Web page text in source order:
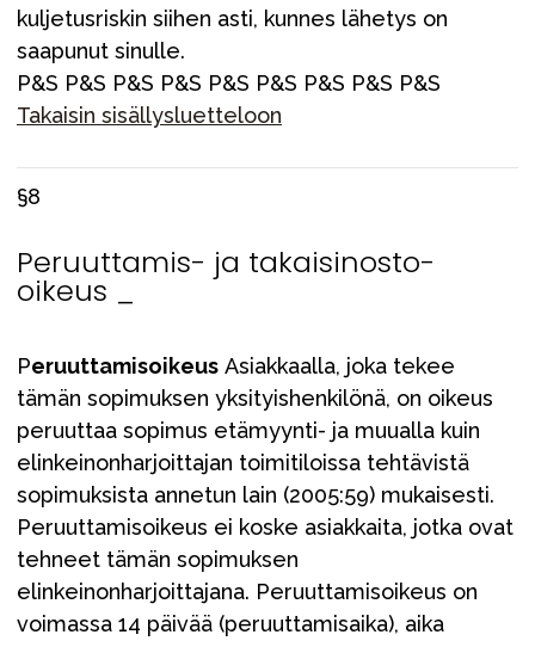
kuljetusriskin siihen asti, kunnes lähetys on
saapunut sinulle.
P&S P&S P&S P&S P&S P&S P&S P&S P&S
Takaisin sisällysluetteloon
§8
Peruuttamis- ja takaisinosto-
oikeus _
Peruuttamisoikeus Asiakkaalla, joka tekee
tämän sopimuksen yksityishenkilönä, on oikeus
peruuttaa sopimus etämyynti- ja muualla kuin
elinkeinonharjoittajan toimitiloissa tehtävistä
sopimuksista annetun lain (2005:59) mukaisesti.
Peruuttamisoikeus ei koske asiakkaita, jotka ovat
tehneet tämän sopimuksen
elinkeinonharjoittajana. Peruuttamisoikeus on
voimassa 14 päivää (peruuttamisaika), aika